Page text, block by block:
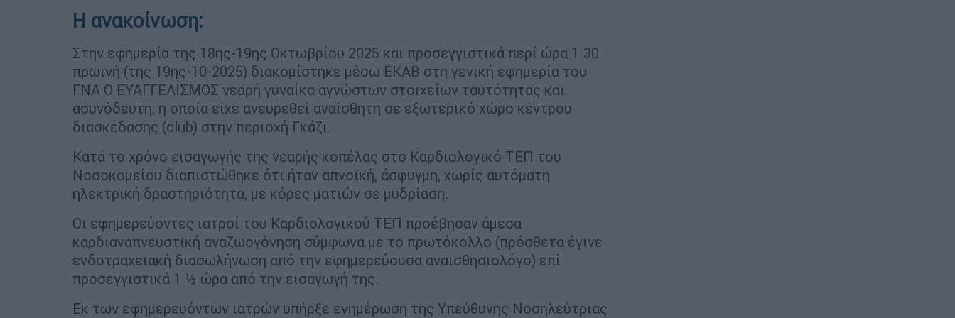
Η ανακοίνωση:
Στην εφημερία της 18ης-19ης Οκτωβρίου 2025 και προσεγγιστικά περί ώρα 1.30
πρωινή (της 19ης-10-2025) διακομίστηκε μέσω ΕΚΑΒ στη γενική εφημερία του
ΓΝΑ Ο ΕΥΑΓΓΕΛΙΣΜΟΣ νεαρή γυναίκα αγνώστων στοιχείων ταυτότητας και
ασυνόδευτη, η οποία είχε ανευρεθεί αναίσθητη σε εξωτερικό χώρο κέντρου
διασκέδασης (club) στην περιοχή Γκάζι.
Κατά το χρόνο εισαγωγής της νεαρής κοπέλας στο Καρδιολογικό ΤΕΠ του
Νοσοκομείου διαπιστώθηκε ότι ήταν απνοϊκή, άσφυγμη, χωρίς αυτόματη
ηλεκτρική δραστηριότητα, με κόρες ματιών σε μυδρίαση.
Οι εφημερεύοντες ιατροί του Καρδιολογικού ΤΕΠ προέβησαν άμεσα
καρδιαναπνευστική αναζωογόνηση σύμφωνα με το πρωτόκολλο (πρόσθετα έγινε
ενδοτραχειακή διασωλήνωση από την εφημερεύουσα αναισθησιολόγο) επί
προσεγγιστικά 1 ½ ώρα από την εισαγωγή της.
Εκ των εφημερευόντων ιατρών υπήρξε ενημέρωση της Υπεύθυνης Νοσηλεύτριας